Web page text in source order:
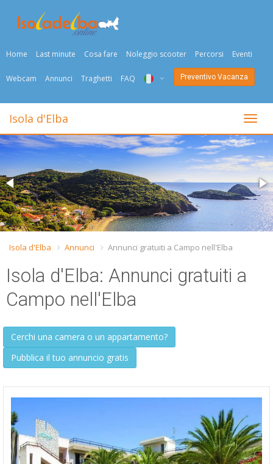
Home Last minute Cosa fare Noleggio scooter Percorsi Eventi
Webcam Annunci Traghetti FAQ
ENG
DEU
NED
FRA
ESP
Preventivo Vacanza
Togli
Isola d'Elba
Isola d'Elba Annunci Annunci gratuiti a Campo nell'Elba
Isola d'Elba: Annunci gratuiti a
Campo nell'Elba
Cerchi una camera o un appartamento?
Pubblica il tuo annuncio gratis